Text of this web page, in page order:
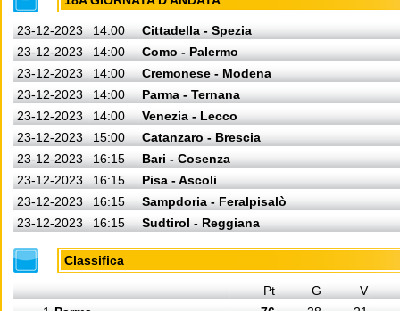
23-12-2023 14:00
Cittadella - Spezia
23-12-2023
14:00
Como - Palermo
23-12-2023
14:00
Cremonese - Modena
23-12-2023
14:00
Parma - Ternana
23-12-2023
14:00
Venezia - Lecco
23-12-2023
15:00
Catanzaro - Brescia
23-12-2023
16:15
Bari - Cosenza
23-12-2023
16:15
Pisa - Ascoli
23-12-2023
16:15
Sampdoria - Feralpisalò
23-12-2023
16:15 Sudtirol - Reggiana
Classifica
Pt G
V